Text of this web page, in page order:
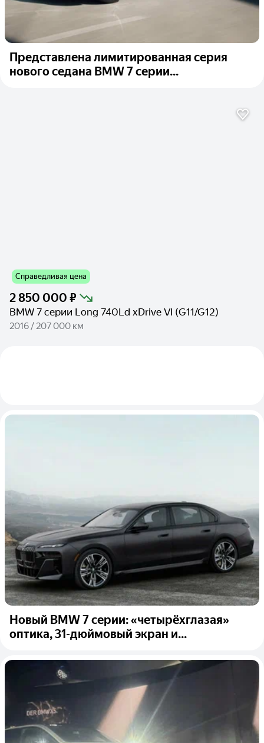
Представлена лимитированная серия
нового седана BMW 7 серии...
Справедливая цена
2 850 000 ₽
BMW 7 серии Long 740Ld xDrive VI (G11/G12)
2016 / 207 000 км
Новый BMW 7 серии: «четырёхглазая»
оптика, 31-дюймовый экран и...